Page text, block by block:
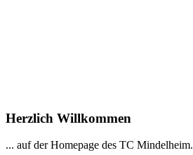
Herzlich Willkommen
... auf der Homepage des TC Mindelheim.